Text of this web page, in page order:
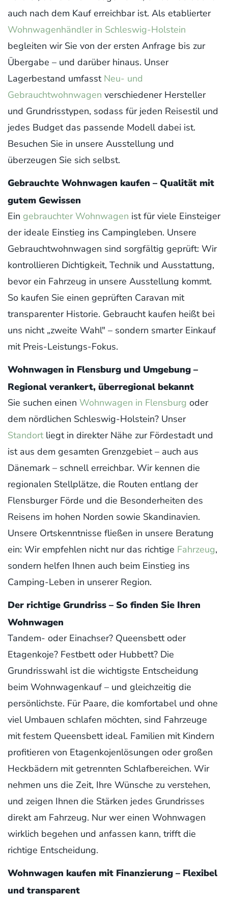
auch nach dem Kauf erreichbar ist. Als etablierter
Wohnwagenhändler in Schleswig-Holstein
begleiten wir Sie von der ersten Anfrage bis zur
Übergabe – und darüber hinaus. Unser
Lagerbestand umfasst Neu- und
Gebrauchtwohnwagen verschiedener Hersteller
und Grundrisstypen, sodass für jeden Reisestil und
jedes Budget das passende Modell dabei ist.
Besuchen Sie in unsere Ausstellung und
überzeugen Sie sich selbst.
Gebrauchte Wohnwagen kaufen – Qualität mit
gutem Gewissen
Ein gebrauchter Wohnwagen ist für viele Einsteiger
der ideale Einstieg ins Campingleben. Unsere
Gebrauchtwohnwagen sind sorgfältig geprüft: Wir
kontrollieren Dichtigkeit, Technik und Ausstattung,
bevor ein Fahrzeug in unsere Ausstellung kommt.
So kaufen Sie einen geprüften Caravan mit
transparenter Historie. Gebraucht kaufen heißt bei
uns nicht „zweite Wahl" – sondern smarter Einkauf
mit Preis-Leistungs-Fokus.
Wohnwagen in Flensburg und Umgebung –
Regional verankert, überregional bekannt
Sie suchen einen Wohnwagen in Flensburg oder
dem nördlichen Schleswig-Holstein? Unser
Standort liegt in direkter Nähe zur Fördestadt und
ist aus dem gesamten Grenzgebiet – auch aus
Dänemark – schnell erreichbar. Wir kennen die
regionalen Stellplätze, die Routen entlang der
Flensburger Förde und die Besonderheiten des
Reisens im hohen Norden sowie Skandinavien.
Unsere Ortskenntnisse fließen in unsere Beratung
ein: Wir empfehlen nicht nur das richtige Fahrzeug,
sondern helfen Ihnen auch beim Einstieg ins
Camping-Leben in unserer Region.
Der richtige Grundriss – So finden Sie Ihren
Wohnwagen
Tandem- oder Einachser? Queensbett oder
Etagenkoje? Festbett oder Hubbett? Die
Grundrisswahl ist die wichtigste Entscheidung
beim Wohnwagenkauf – und gleichzeitig die
persönlichste. Für Paare, die komfortabel und ohne
viel Umbauen schlafen möchten, sind Fahrzeuge
mit festem Queensbett ideal. Familien mit Kindern
profitieren von Etagenkojenlösungen oder großen
Heckbädern mit getrennten Schlafbereichen. Wir
nehmen uns die Zeit, Ihre Wünsche zu verstehen,
und zeigen Ihnen die Stärken jedes Grundrisses
direkt am Fahrzeug. Nur wer einen Wohnwagen
wirklich begehen und anfassen kann, trifft die
richtige Entscheidung.
Wohnwagen kaufen mit Finanzierung – Flexibel
und transparent